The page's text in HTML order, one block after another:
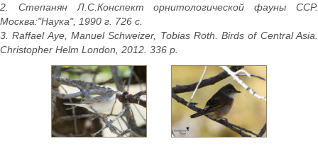
2. Степанян Л.С.Конспект орнитологической фауны ССР.
Москва:"Наука", 1990 г. 726 с.
3. Raffael Aye, Manuel Schweizer, Tobias Roth. Birds of Central Asia.
Christopher Helm London, 2012. 336 p.